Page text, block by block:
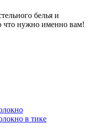
белья и
что нужно именно вам!
в тике